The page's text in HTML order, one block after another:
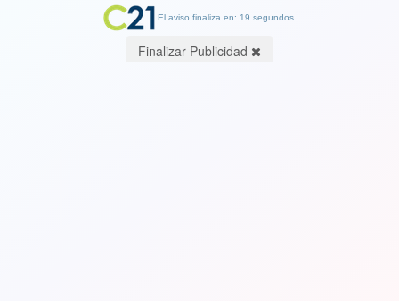
El aviso finaliza en: 19 segundos.
Finalizar Publicidad